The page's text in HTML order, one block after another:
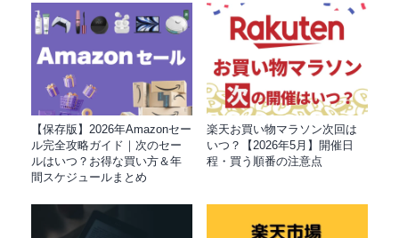
【保存版】2026年Amazonセー
ル完全攻略ガイド｜次のセー
ルはいつ？お得な買い方＆年
間スケジュールまとめ
楽天お買い物マラソン次回は
いつ？【2026年5月】開催日
程・買う順番の注意点